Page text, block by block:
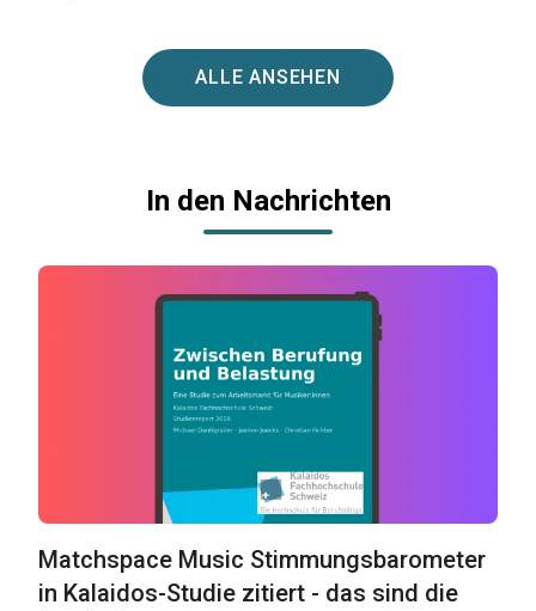
ALLE ANSEHEN
In den Nachrichten
Matchspace Music Stimmungsbarometer
in Kalaidos-Studie zitiert - das sind die